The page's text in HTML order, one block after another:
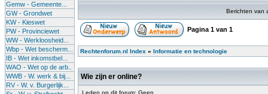
Gemw - Gemeente...
GW - Grondwet
KW - Kieswet
PW - Provinciewet
WW - Werkloosheid...
Wbp - Wet bescherm...
IB - Wet inkomstbel...
WAO - Wet op de arb..
WWB - W. werk & bij...
RV - W. v. Burgerlijk...
Berichten van
Pagina 1 van 1
Rechtenforum.nl Index » Informatie en technologie
Wie zijn er online?
Leden op dit forum: Geen